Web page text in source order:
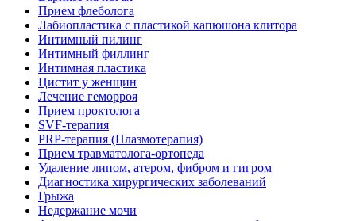
Прием флеболога
Лабиопластика с пластикой капюшона клитора
Интимный пилинг
Интимный филлинг
Интимная пластика
Цистит у женщин
Лечение геморроя
Прием проктолога
SVF-терапия
PRP-терапия (Плазмотерапия)
Прием травматолога-ортопеда
Удаление липом, атером, фибром и гигром
Диагностика хирургических заболеваний
Грыжа
Недержание мочи